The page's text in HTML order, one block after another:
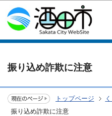
このページ
振り込め詐欺に注意
トップページ
振り込め詐欺に注意